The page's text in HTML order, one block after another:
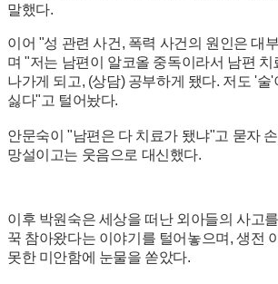
말했다.
이어 "성 관련 사건, 폭력 사건의 원인은 대
며 "저는 남편이 알코올 중독이라서 남편
나가게 되고, (상담) 공부하게 됐다. 저도 '술
싫다"고 털어놨다.
안문숙이 "남편은 다 치료가 됐냐"고 묻자
망설이고는 웃음으로 대신했다.
이후 박원숙은 세상을 떠난 외아들의 사고
꾹 참아왔다는 이야기를 털어놓으며, 생전
못한 미안함에 눈물을 쏟았다.